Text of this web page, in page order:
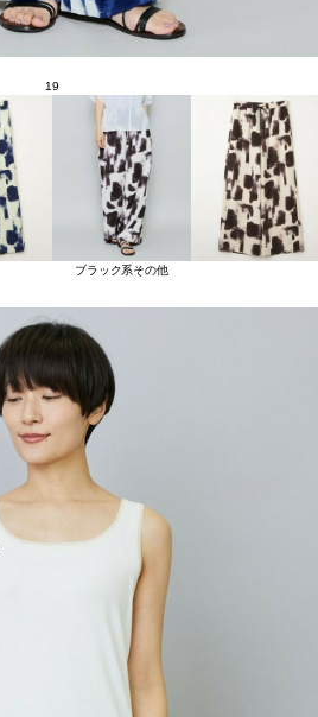
19
ブラック系その他